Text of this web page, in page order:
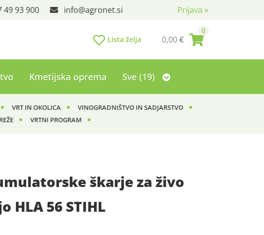
Prijava »
49 93 900 info agronet.si
0
0,00€
Lista želja
Kmetijska oprema Sve (19)
VRT IN OKOLICA
VINOGRADNIŠTVO IN SADJARSTVO
VRTNI PROGRAM
škarje za živo
HLA 56 STIHL